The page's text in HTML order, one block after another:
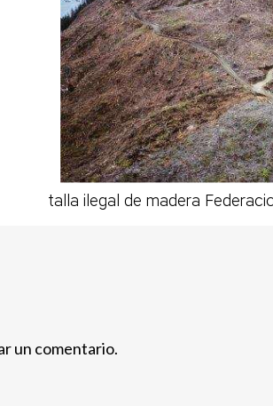
talla ilegal de madera
un comentario.